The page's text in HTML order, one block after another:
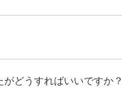
どうすればいいですか？